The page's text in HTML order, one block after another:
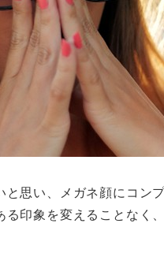
と思い、メガネ顔にコ
印象を変えることなく